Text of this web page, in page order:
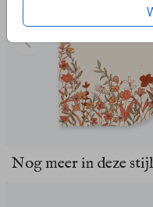
Nog meer in deze